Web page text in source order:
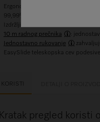
Ergonomska ručka: za praktično
99,99%
Izdržljivo: testirano u uslovima
10 m radnog prečnika
:
Jednostavno rukovanje
EasySlide teleskopska cev
KORISTI
Kratak pregled koristi